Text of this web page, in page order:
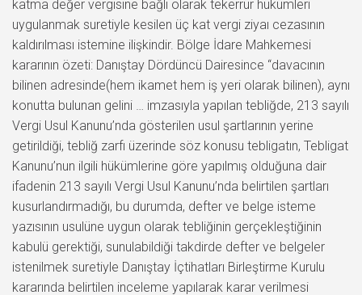
katma değer vergisine bağlı olarak tekerrür hükümleri
uygulanmak suretiyle kesilen üç kat vergi ziyaı cezasının
kaldırılması istemine ilişkindir. Bölge İdare Mahkemesi
kararının özeti: Danıştay Dördüncü Dairesince “davacının
bilinen adresinde(hem ikamet hem iş yeri olarak bilinen), aynı
konutta bulunan gelini … imzasıyla yapılan tebliğde, 213 sayılı
Vergi Usul Kanunu’nda gösterilen usul şartlarının yerine
getirildiği, tebliğ zarfı üzerinde söz konusu tebligatın, Tebligat
Kanunu’nun ilgili hükümlerine göre yapılmış olduğuna dair
ifadenin 213 sayılı Vergi Usul Kanunu’nda belirtilen şartları
kusurlandırmadığı, bu durumda, defter ve belge isteme
yazısının usulüne uygun olarak tebliğinin gerçekleştiğinin
kabulü gerektiği, sunulabildiği takdirde defter ve belgeler
istenilmek suretiyle Danıştay İçtihatları Birleştirme Kurulu
kararında belirtilen inceleme yapılarak karar verilmesi